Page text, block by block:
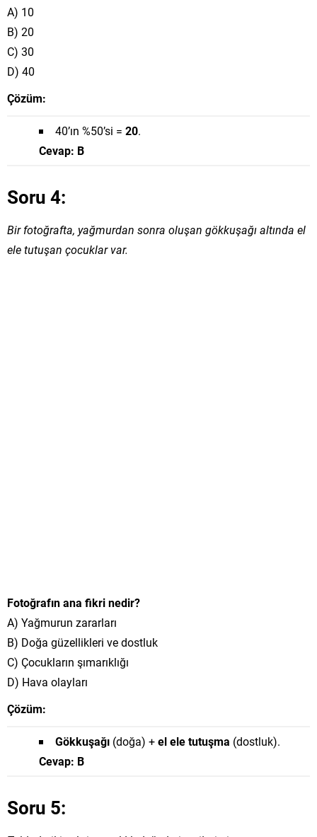
A) 10
B) 20
C) 30
D) 40
Çözüm:
40’ın %50’si = 20.
Cevap: B
Soru 4:
Bir fotoğrafta, yağmurdan sonra oluşan gökkuşağı altında el
ele tutuşan çocuklar var.
Fotoğrafın ana fikri nedir?
A) Yağmurun zararları
B) Doğa güzellikleri ve dostluk
C) Çocukların şımarıklığı
D) Hava olayları
Çözüm:
Gökkuşağı (doğa) +el ele tutuşma (dostluk).
Cevap: B
Soru 5: